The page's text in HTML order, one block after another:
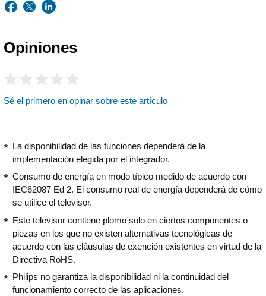
Opiniones
Sé el primero en opinar sobre este artículo
La disponibilidad de las funciones dependerá de la
implementación elegida por el integrador.
Consumo de energía en modo típico medido de acuerdo con
IEC62087 Ed 2. El consumo real de energía dependerá de cómo
se utilice el televisor.
Este televisor contiene plomo solo en ciertos componentes o
piezas en los que no existen alternativas tecnológicas de
acuerdo con las cláusulas de exención existentes en virtud de la
Directiva RoHS.
Philips no garantiza la disponibilidad ni la continuidad del
funcionamiento correcto de las aplicaciones.